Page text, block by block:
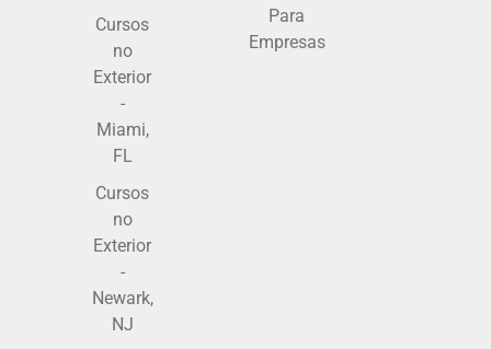
Cursos
no
Exterior
-
Miami,
FL
Cursos
no
Exterior
-
Newark,
NJ
Para
Empresas